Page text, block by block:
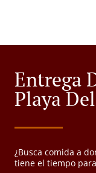
Entrega
Playa
¿Busca comida a
tiene el tiempo